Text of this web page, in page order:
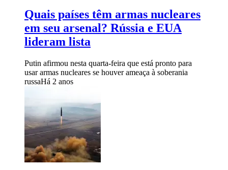
Quais países têm armas nucleares
em seu arsenal? Rússia e EUA
lideram lista
Putin afirmou nesta quarta-feira que está pronto para
usar armas nucleares se houver ameaça à soberania
russaHá 2 anos